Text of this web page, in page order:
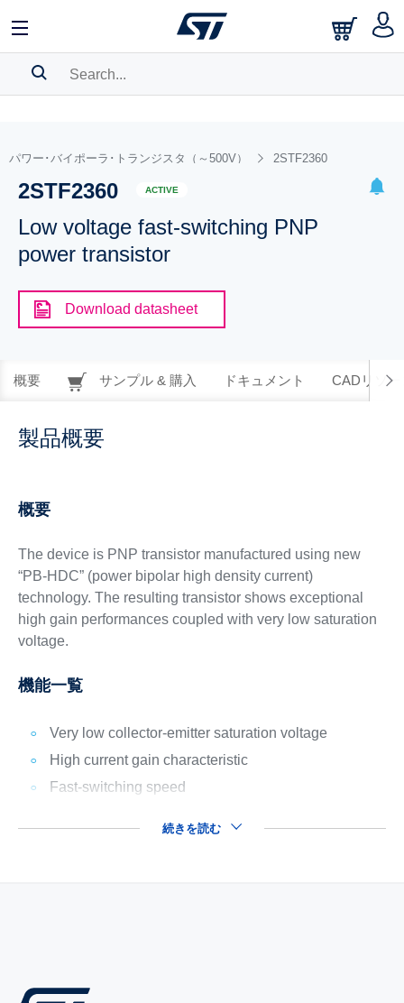
BOOKMARK
Pleaselog into show your saved searches.
パワー･バイポーラ･トランジスタ（～500V） 2STF2360
2STF2360 ACTIVE
Low voltage fast-switching PNP
power transistor
Download datasheet
概要 サンプル & 購入 ドキュメント CADリソー
製品概要
概要
The device is PNP transistor manufactured using new
“PB-HDC” (power bipolar high density current)
technology. The resulting transistor shows exceptional
high gain performances coupled with very low saturation
voltage.
機能一覧
Very low collector-emitter saturation voltage
High current gain characteristic
Fast-switching speed
続きを読む